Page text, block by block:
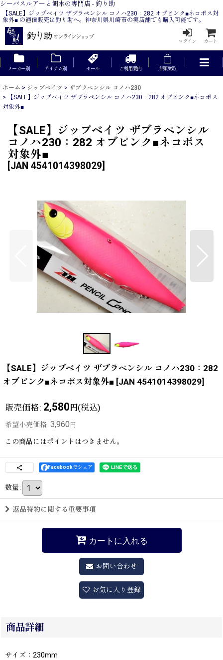
シーバスルアーと餌木の専門店 - 釣り助
【SALE】ジップベイツ ザブラペンシル コノハ230：282 オブピンク■ネコポス対
象外■ の通信販売は釣り助へ。神奈川県川崎市の実店舗でも購入可能です。
ログイン カート
メーカー別 アイテム別 セール ご利用案内 店頭受取
ホーム > ジップベイツ > ザブラペンシル コノハ230
>
【SALE】ジップベイツ ザブラペンシル コノハ230：282 オブピンク■ネコポス
対象外■
【SALE】ジップベイツ ザブラペンシル
コノハ230：282 オブピンク■ネコポス
対象外■
JAN 4541014398029
【SALE】ジップベイツ ザブラペンシル コノハ230：282
オブピンク■ネコポス対象外■ [JAN 4541014398029]
販売価格: 2,580円(税込)
希望小売価格: 3,960 円
この商品にはポイントはつきません。
Facebookでシェア
数量:
返品特約に関する重要事項
カートに入れる
お問い合わせ
お気に入り登録
商品詳細
サイズ：230mm